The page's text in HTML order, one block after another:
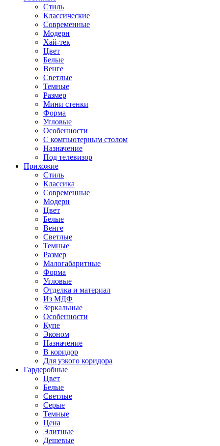
Стиль
Классические
Современные
Модерн
Хай-тек
Цвет
Белые
Венге
Светлые
Темные
Размер
Мини стенки
Форма
Угловые
Особенности
С компьютерным столом
Назначение
Под телевизор
Прихожие
Стиль
Классика
Современные
Модерн
Цвет
Белые
Венге
Светлые
Темные
Размер
Малогабаритные
Форма
Угловые
Отделка и материал
Из МДФ
Зеркальные
Особенности
Купе
Эконом
Назначение
В коридор
Для узкого коридора
Гардеробные
Цвет
Белые
Светлые
Серые
Темные
Цена
Элитные
Дешевые